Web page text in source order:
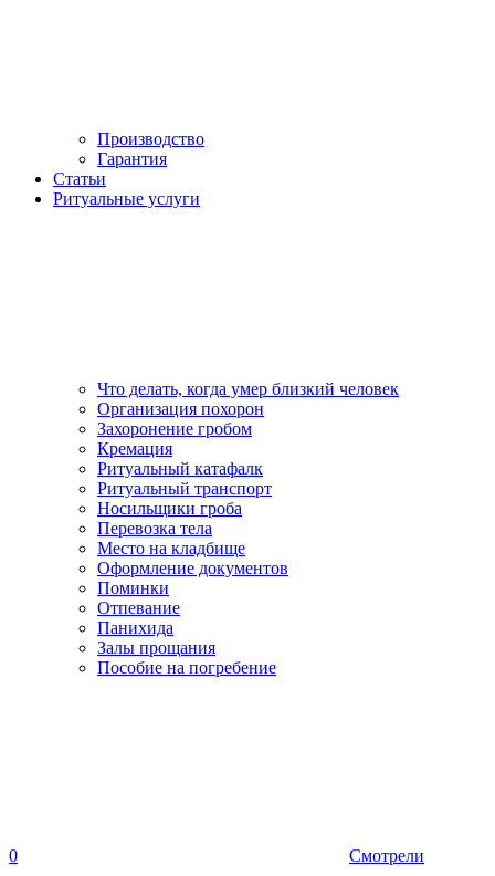
Производство
Гарантия
Статьи
Ритуальные услуги
Что делать, когда умер близкий человек
Организация похорон
Захоронение гробом
Кремация
Ритуальный катафалк
Ритуальный транспорт
Носильщики гроба
Перевозка тела
Место на кладбище
Оформление документов
Поминки
Отпевание
Панихида
Залы прощания
Пособие на погребение
0 Смотрели